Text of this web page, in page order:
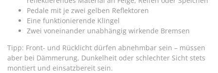
Pedale mit je zwei gelben Reflektoren
Eine funktionierende Klingel
Zwei voneinander unabhängig wirkende Bremsen
Tipp: Front- und Rücklicht dürfen abnehmbar sein – müssen
aber bei Dämmerung, Dunkelheit oder schlechter Sicht stets
montiert und einsatzbereit sein.